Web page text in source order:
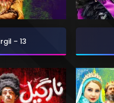
– 13